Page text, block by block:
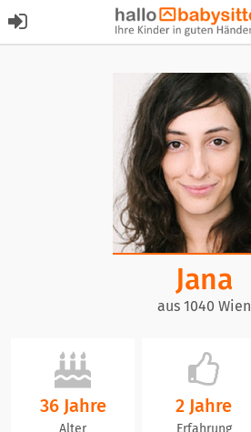
Jana
aus 1040 Wien
36 Jahre
Alter
2 Jahre
Erfahrung